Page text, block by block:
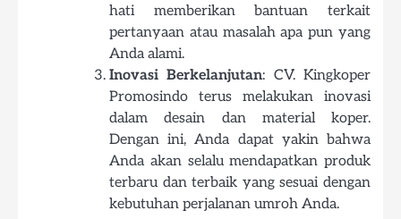
hati memberikan bantuan terkait
pertanyaan atau masalah apa pun yang
Anda alami.
Inovasi Berkelanjutan: CV. Kingkoper
Promosindo terus melakukan inovasi
dalam desain dan material koper.
Dengan ini, Anda dapat yakin bahwa
Anda akan selalu mendapatkan produk
terbaru dan terbaik yang sesuai dengan
kebutuhan perjalanan umroh Anda.